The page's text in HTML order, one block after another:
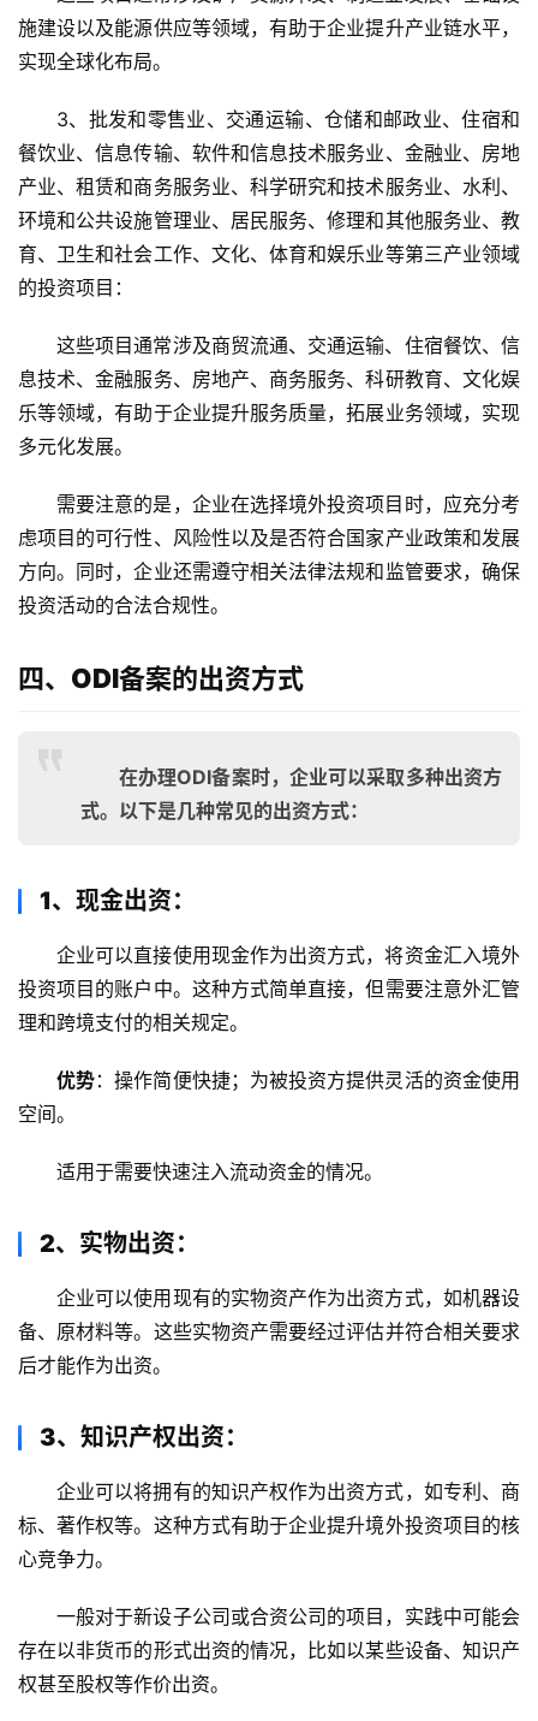
施建设以及能源供应等领域，有助于企业提升产业链水平，
实现全球化布局。
3、批发和零售业、交通运输、仓储和邮政业、住宿和
餐饮业、信息传输、软件和信息技术服务业、金融业、房地
产业、租赁和商务服务业、科学研究和技术服务业、水利、
环境和公共设施管理业、居民服务、修理和其他服务业、教
育、卫生和社会工作、文化、体育和娱乐业等第三产业领域
的投资项目 ：
这些项目通常涉及商贸流通、交通运输、住宿餐饮、信
息技术、金融服务、房地产、商务服务、科研教育、文化娱
乐等领域，有助于企业提升服务质量，拓展业务领域，实现
多元化发展。
需要注意的是，企业在选择境外投资项目时，应充分考
虑项目的可行性、风险性以及是否符合国家产业政策和发展
方向。同时，企业还需遵守相关法律法规和监管要求，确保
投资活动的合法合规性。
四、ODI备案的出资方式
在办理ODI备案时，企业可以采取多种出资方
式。以下是几种常见的出资方式：
1、现金出资：
企业可以直接使用现金作为出资方式，将资金汇入境外
投资项目的账户中。这种方式简单直接，但需要注意外汇管
理和跨境支付的相关规定。
优势：操作简便快捷；为被投资方提供灵活的资金使用
空间。
适用于需要快速注入流动资金的情况。
2、实物出资：
企业可以使用现有的实物资产作为出资方式，如机器设
备、原材料等。这些实物资产需要经过评估并符合相关要求
后才能作为出资。
3、知识产权出资：
企业可以将拥有的知识产权作为出资方式，如专利、商
标、著作权等。这种方式有助于企业提升境外投资项目的核
心竞争力。
一般对于新设子公司或合资公司的项目，实践中可能会
存在以非货币的形式出资的情况，比如以某些设备、知识产
权甚至股权等作价出资。